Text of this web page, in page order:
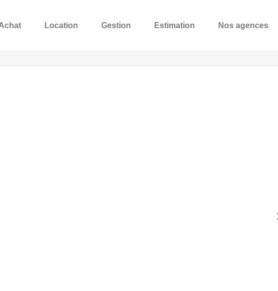
Location Gestion Estimation Nos agences